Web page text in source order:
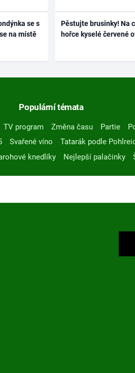
se s
na místě
Pěstujte brusinky! Na
hořce kyselé červené
Populární témata
TV program Změna času Partie
Svařené víno Tatarák podle
knedlíky Nejlepší palačinky